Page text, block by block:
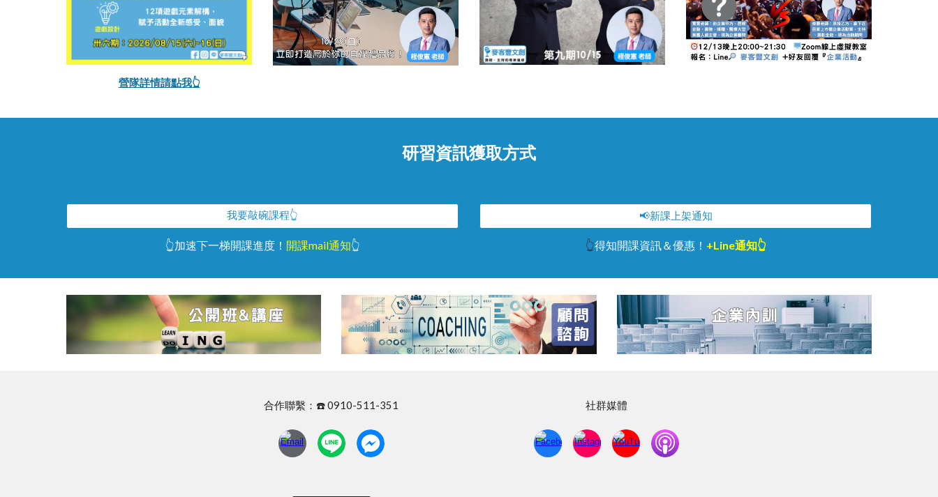
營隊詳情請點我👆
研習資訊獲取方式
我要敲碗課程👆
👆加速下一梯開課進度！ 開課mail通知👆
📢新課上架通知
👆得知開課資訊＆優惠！ +Line通知👆
合作聯繫：☎️ 0910-511-351 社群媒體